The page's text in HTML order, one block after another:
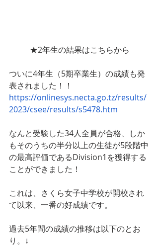
★2年生の結果はこちらから
ついに4年生（5期卒業生）の成績も発
表されました！！
https://onlinesys.necta.go.tz/results/
2023/csee/results/s5478.htm
なんと受験した34人全員が合格、しか
もそのうちの半分以上の生徒が5段階中
の最高評価であるDivision1を獲得する
ことができました！
これは、さくら女子中学校が開校され
て以来、一番の好成績です。
過去5年間の成績の推移は以下のとお
り。↓